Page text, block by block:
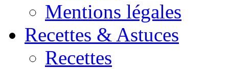
Mentions légales
Recettes & Astuces
Recettes